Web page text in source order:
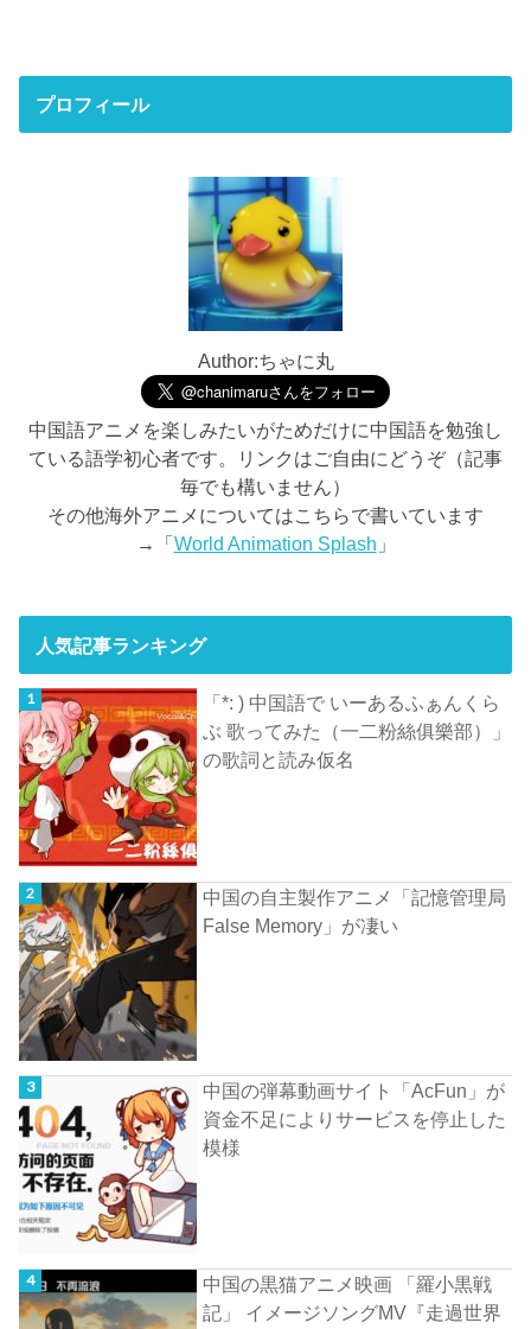
プロフィール
Author:ちゃに丸
中国語アニメを楽しみたいがためだけに中国語を勉強し
ている語学初心者です。リンクはご自由にどうぞ（記事
毎でも構いません）
その他海外アニメについてはこちらで書いています
→「World Animation Splash 」
人気記事ランキング
「*: ) 中国語で いーあるふぁんくら
ぶ 歌ってみた（一二粉絲俱樂部）」
の歌詞と読み仮名
中国の自主製作アニメ「記憶管理局
False Memory」が凄い
中国の弾幕動画サイト「AcFun」が
資金不足によりサービスを停止した
模様
中国の黒猫アニメ映画 「羅小黒戦
記」 イメージソングMV『走過世界